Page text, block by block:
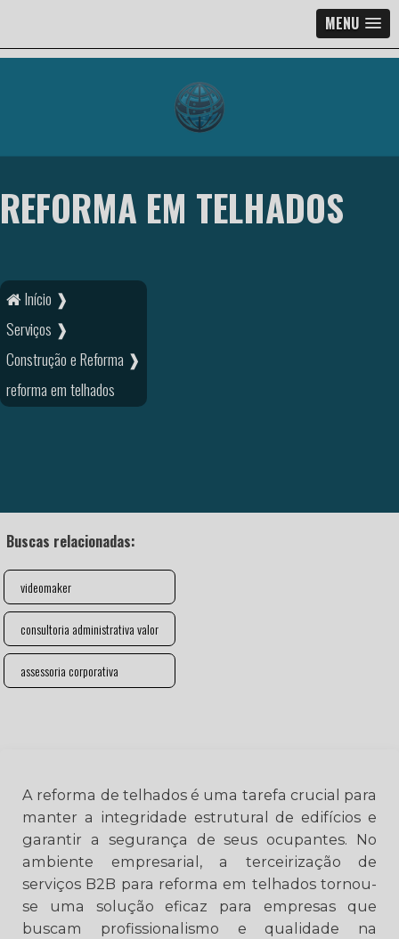
MENU
REFORMA EM TELHADOS
Início ❱
Serviços ❱
Construção e Reforma ❱
reforma em telhados
Buscas relacionadas:
videomaker
consultoria administrativa valor
assessoria corporativa
A reforma de telhados é uma tarefa crucial para
manter a integridade estrutural de edifícios e
garantir a segurança de seus ocupantes. No
ambiente empresarial, a terceirização de
serviços B2B para reforma em telhados tornou-
se uma solução eficaz para empresas que
buscam profissionalismo e qualidade na